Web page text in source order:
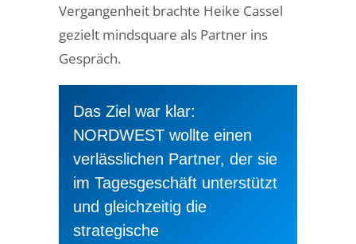
Vergangenheit brachte Heike Cassel
gezielt mindsquare als Partner ins
Gespräch.
Das Ziel war klar:
NORDWEST wollte einen
verlässlichen Partner, der sie
im Tagesgeschäft unterstützt
und gleichzeitig die
strategische